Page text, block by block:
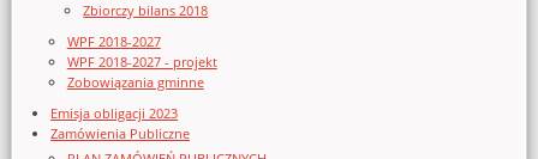
Zbiorczy bilans 2018
WPF 2018-2027
WPF 2018-2027 - projekt
Zobowiązania gminne
Emisja obligacji 2023
Zamówienia Publiczne